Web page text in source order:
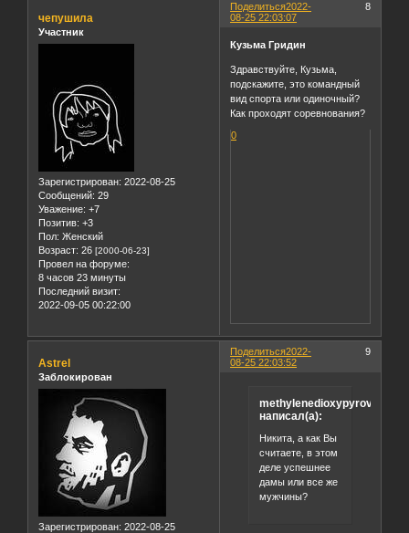
Поделиться 8
2022-
08-25 22:03:07
чепушила
Участник
Зарегистрирован: 2022-08-25
Сообщений: 29
Уважение: +7
Позитив: +3
Пол: Женский
Возраст: 26 [2000-06-23]
Провел на форуме:
8 часов 23 минуты
Последний визит:
2022-09-05 00:22:00
Кузьма Гридин
Здравствуйте, Кузьма,
подскажите, это командный
вид спорта или одиночный?
Как проходят соревнования?
0
Поделиться 9
2022-
08-25 22:03:52
Astrel
Заблокирован
Зарегистрирован: 2022-08-25
methylenedioxypyrovaleron
написал(а):
Никита, а как Вы
считаете, в этом
деле успешнее
дамы или все же
мужчины?